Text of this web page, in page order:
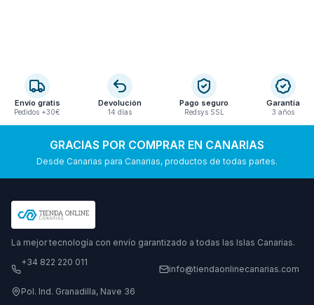
Envío gratis
Pedidos +30€
Devolución
14 días
Pago seguro
Redsys SSL
Garantía
3 años
GRACIAS POR COMPRAR EN CANARIAS
Desde Canarias para Canarias, productos de todas partes.
La mejor tecnología con envío garantizado a todas las Islas Canarias.
+34 822 220 011
info@tiendaonlinecanarias.com
Pol. Ind. Granadilla, Nave 36